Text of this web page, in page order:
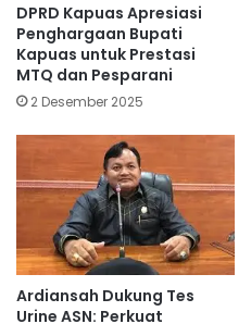
DPRD Kapuas Apresiasi
Penghargaan Bupati
Kapuas untuk Prestasi
MTQ dan Pesparani
2 Desember 2025
Ardiansah Dukung Tes
Urine ASN: Perkuat